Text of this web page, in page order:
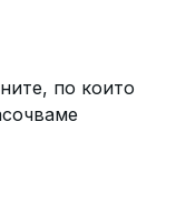
по които